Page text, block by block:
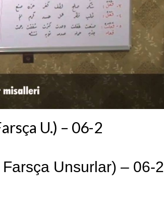
U.) – 06-2
Unsurlar) – 06-2